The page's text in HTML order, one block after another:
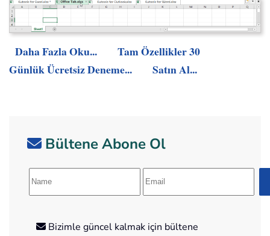
Daha Fazla Oku...
Tam Özellikler 30
Günlük Ücretsiz Deneme...
Satın Al...
Bültene Abone Ol
Bizimle güncel kalmak için bültene